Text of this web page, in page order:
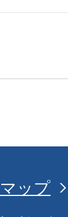
ップ